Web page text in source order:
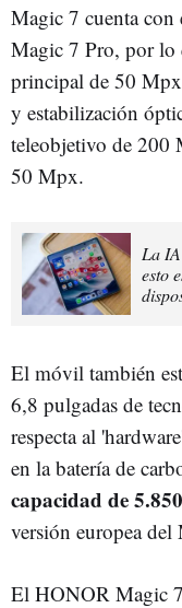
Magic 7 cuenta con
Magic 7 Pro, por lo
principal de 50
y estabilización
teleobjetivo de 200
50 Mpx.
La
esto
El móvil también
6,8 pulgadas de
respecta al
en la batería de
capacidad de
versión europea
El HONOR Magic